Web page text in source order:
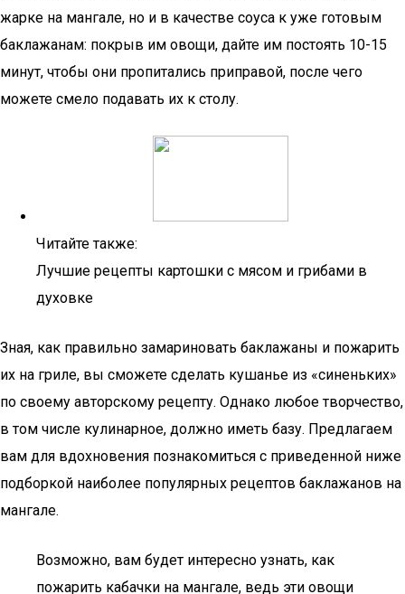
жарке на мангале, но и в качестве соуса к уже готовым
баклажанам: покрыв им овощи, дайте им постоять 10-15
минут, чтобы они пропитались приправой, после чего
можете смело подавать их к столу.
Читайте также:
Лучшие рецепты картошки с мясом и грибами в
духовке
Зная, как правильно замариновать баклажаны и пожарить
их на гриле, вы сможете сделать кушанье из «синеньких»
по своему авторскому рецепту. Однако любое творчество,
в том числе кулинарное, должно иметь базу. Предлагаем
вам для вдохновения познакомиться с приведенной ниже
подборкой наиболее популярных рецептов баклажанов на
мангале.
Возможно, вам будет интересно узнать, как
пожарить кабачки на мангале, ведь эти овощи